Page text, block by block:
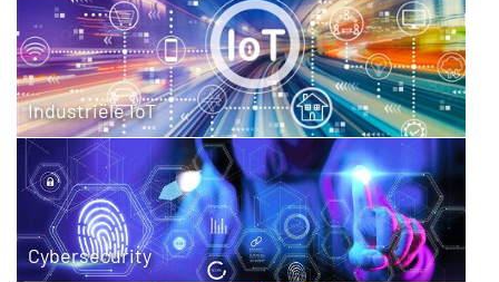
Industriële IoT
Cybersecurity